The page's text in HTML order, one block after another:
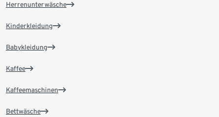
Herrenunterwäsche
Kinderkleidung
Babykleidung
Kaffee
Kaffeemaschinen
Bettwäsche